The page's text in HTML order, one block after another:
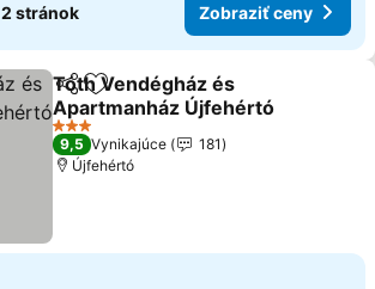
2 stránok Zobraziť ceny
ZdieľaťPridať do obľúbených
Tóth Vendégház és
Apartmanház Újfehértó
3 Počet hviezdičiek
9,5 Vynikajúce
181
Újfehértó